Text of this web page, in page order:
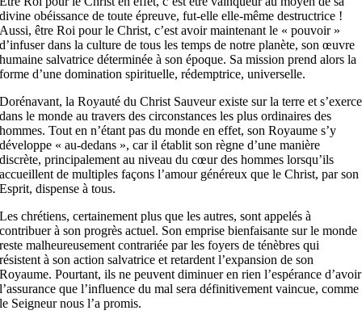
divine obéissance de toute épreuve, fut-elle elle-même destructrice !
Aussi, être Roi pour le Christ, c’est avoir maintenant le « pouvoir »
d’infuser dans la culture de tous les temps de notre planète, son œuvre
humaine salvatrice déterminée à son époque. Sa mission prend alors la
forme d’une domination spirituelle, rédemptrice, universelle.
Dorénavant, la Royauté du Christ Sauveur existe sur la terre et s’exerce
dans le monde au travers des circonstances les plus ordinaires des
hommes. Tout en n’étant pas du monde en effet, son Royaume s’y
développe « au-dedans », car il établit son règne d’une manière
discrète, principalement au niveau du cœur des hommes lorsqu’ils
accueillent de multiples façons l’amour généreux que le Christ, par son
Esprit, dispense à tous.
Les chrétiens, certainement plus que les autres, sont appelés à
contribuer à son progrès actuel. Son emprise bienfaisante sur le monde
reste malheureusement contrariée par les foyers de ténèbres qui
résistent à son action salvatrice et retardent l’expansion de son
Royaume. Pourtant, ils ne peuvent diminuer en rien l’espérance d’avoir
l’assurance que l’influence du mal sera définitivement vaincue, comme
le Seigneur nous l’a promis.